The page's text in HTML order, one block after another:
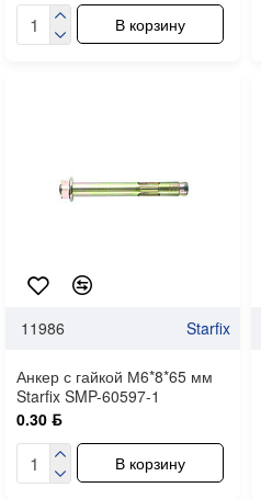
В корзину
11986 Starfix
Анкер с гайкой М6*8*65 мм
Starfix SMP-60597-1
0.30 ƃ
В корзину